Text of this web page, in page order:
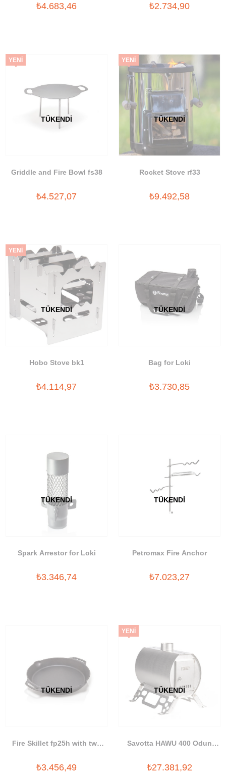
₺4.683,46 ₺2.734,90
TÜKENDI
Griddle and Fire Bowl fs38
₺4.527,07
YENI
TÜKENDI
Rocket Stove rf33
₺9.492,58
YENI
ÜRÜN
TÜKENDI
Hobo Stove bk1
₺4.114,97
YENI
ÜRÜN
TÜKENDI
Bag for Loki
₺3.730,85
TÜKENDI
Spark Arrestor for Loki
₺3.346,74
TÜKENDI
Petromax Fire Anchor
₺7.023,27
TÜKENDI
Fire Skillet fp25h with two
₺3.456,49
TÜKENDI
Savotta HAWU 400 Odun
₺27.381,92
YENI